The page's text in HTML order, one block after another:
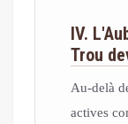
IV.
Trou
Au-delà
actives